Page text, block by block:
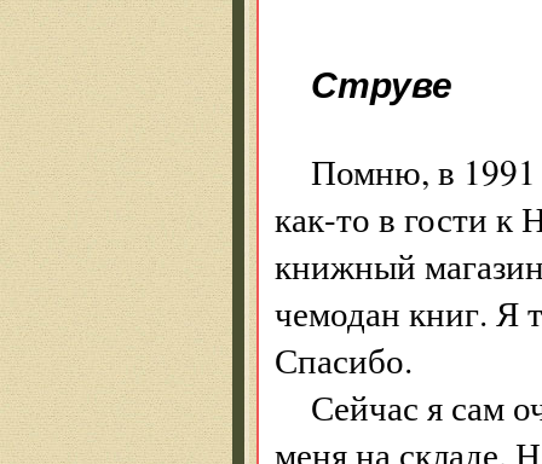
Струве
Помню, в 1991
как-то в гости к
книжный
чемодан книг. Я
Спасибо.
Сейчас я сам
меня на складе.